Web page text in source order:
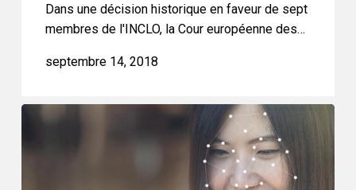
Dans une décision historique en faveur de sept
membres de l'INCLO, la Cour européenne des…
septembre 14, 2018
rapide